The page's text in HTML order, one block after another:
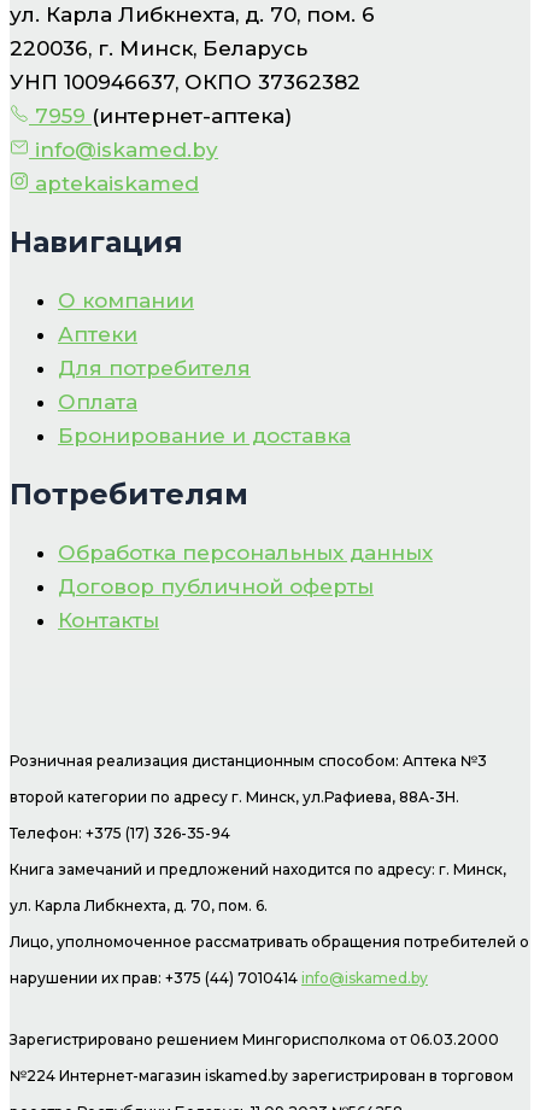
ул. Карла Либкнехта, д. 70, пом. 6
220036, г. Минск, Беларусь
УНП 100946637, ОКПО 37362382
7959 (интернет-аптека)
info@iskamed.by
aptekaiskamed
Навигация
О компании
Аптеки
Для потребителя
Оплата
Бронирование и доставка
Потребителям
Обработка персональных данных
Договор публичной оферты
Контакты
Розничная реализация дистанционным способом: Аптека №3
второй категории по адресу г. Минск, ул.Рафиева, 88А-3Н.
Телефон: +375 (17) 326-35-94
Книга замечаний и предложений находится по адресу: г. Минск,
ул. Карла Либкнехта, д. 70, пом. 6.
Лицо, уполномоченное рассматривать обращения потребителей о
нарушении их прав: +375 (44) 7010414 info@iskamed.by
Зарегистрировано решением Мингорисполкома от 06.03.2000
№224 Интернет-магазин iskamed.by зарегистрирован в торговом